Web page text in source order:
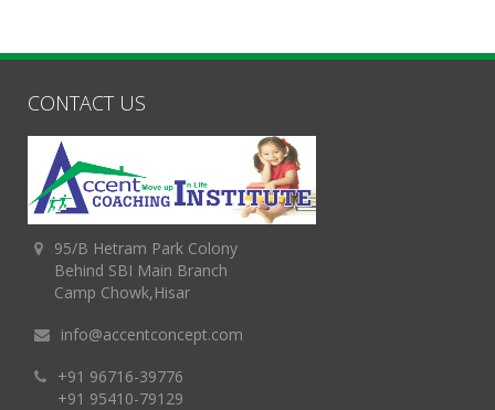
CONTACT US
95/B Hetram Park Colony
Behind SBI Main Branch
Camp Chowk,Hisar
info@accentconcept.com
+91 96716-39776
+91 95410-79129